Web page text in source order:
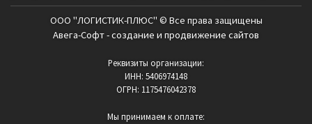
ООО "ЛОГИСТИК-ПЛЮС" © Все права защищены
Авега-Софт - создание и продвижение сайтов
Реквизиты организации:
ИНН: 5406974148
ОГРН: 1175476042378
Мы принимаем к оплате: